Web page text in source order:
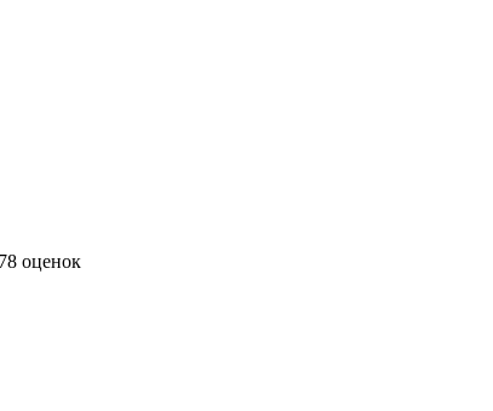
оценок